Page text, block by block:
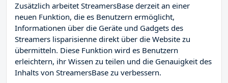
Zusätzlich arbeitet StreamersBase derzeit an einer
neuen Funktion, die es Benutzern ermöglicht,
Informationen über die Geräte und Gadgets des
Streamers lisparisienne direkt über die Website zu
übermitteln. Diese Funktion wird es Benutzern
erleichtern, ihr Wissen zu teilen und die Genauigkeit des
Inhalts von StreamersBase zu verbessern.